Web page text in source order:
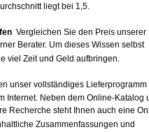
liegt bei 1,5.
­ Vergleichen Sie den Preis unserer
Berater. Um dieses Wissen selbst
viel Zeit und Geld aufbringen.
unser vollständiges Lieferprogramm
Internet. Neben dem Online-Katalog
Recherche steht Ihnen auch eine
Zusammenfassungen und